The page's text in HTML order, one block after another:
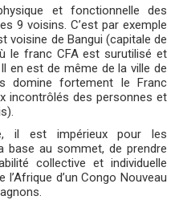
et fonctionnelle des
9 voisins. C’est par exemple
voisine de Bangui (capitale de
le franc CFA est surutilisé et
en est de même de la ville de
domine fortement le Franc
incontrôlés des personnes et
il est impérieux pour les
base au sommet, de prendre
collective et individuelle
d’un Congo Nouveau